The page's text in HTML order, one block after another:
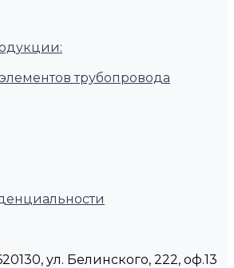
трубопровода
ул. Белинского, 222, оф.13